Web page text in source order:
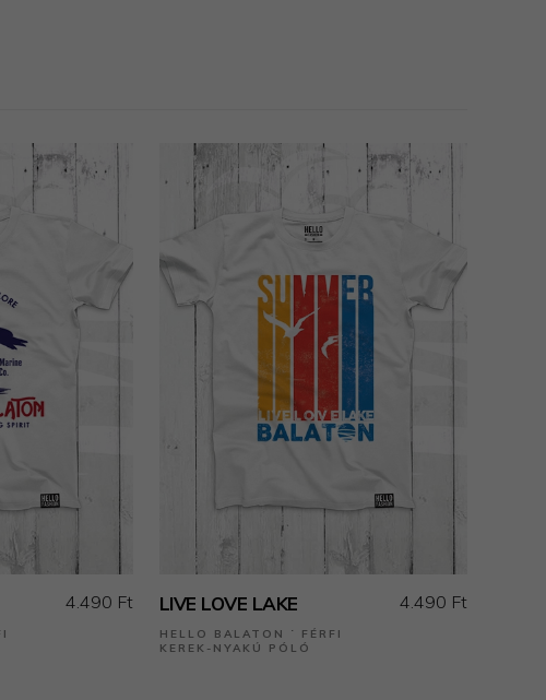
4.490 Ft LIVE LOVE LAKE
HELLO BALATON ˙ FÉRFI
KEREK-NYAKÚ PÓLÓ
4.490 Ft